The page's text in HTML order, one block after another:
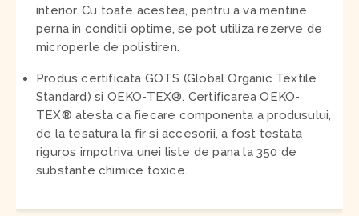
interior. Cu toate acestea, pentru a va mentine
perna in conditii optime, se pot utiliza rezerve de
microperle de polistiren.
Produs certificata GOTS (Global Organic Textile
Standard) si OEKO-TEX®. Certificarea OEKO-
TEX® atesta ca fiecare componenta a produsului,
de la tesatura la fir si accesorii, a fost testata
riguros impotriva unei liste de pana la 350 de
substante chimice toxice.